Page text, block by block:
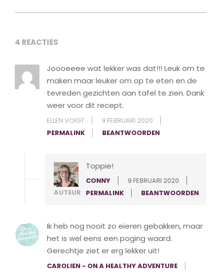
4 REACTIES
Joooeeee wat lekker was dat!!! Leuk om te
maken maar leuker om op te eten en de
tevreden gezichten aan tafel te zien. Dank
weer voor dit recept.
ELLEN VOIGT
9 FEBRUARI 2020
PERMALINK
BEANTWOORDEN
AUTEUR
Toppie!
CONNY
9 FEBRUARI 2020
PERMALINK
BEANTWOORDEN
Ik heb nog nooit zo eieren gebakken, maar
het is wel eens een poging waard.
Gerechtje ziet er erg lekker uit!
CAROLIEN - ON A HEALTHY ADVENTURE